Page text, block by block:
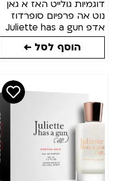
דוגמיות גולייט האז א גאן
נוט אה פרפיום סופרדוז
אדפ Juliette has a gun
NOT A PERFUME
superdose 5ml
₪
₪
הוסף לסל ←